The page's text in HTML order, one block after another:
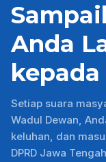
Anda
kepada
Setiap suara
Wadul Dewan,
keluhan, dan
DPRD Jawa